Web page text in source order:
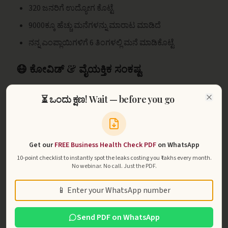
320 ಜನರಿಗೆ ಉದ್ಯೋಗ ಕೊಟ್ಟೆ
9000ಕ್ಕೂ ಹೆಚ್ಚು ಮನೆಗಳನ್ನು ಮಾರಾಟ ಮಾಡಿದೆ
ನನ್ನ ಎಂಪ್ಲಾಯಿಗಳಿಗೆ 6 ತಿಂಗಳಲ್ಲಿ ಮನೆ ಮಾಡಿಕೊಟ್ಟೆ
😷 ಕೋವಿಡ್ & ವೈಯಕ್ತಿಕ ಸಂಕಷ್ಟ
ಪ್ರಾಬ್ಲಮ್ ಆಗುತ್ತದೆ, 14 ಬ್ರಾಂಚ್ ಇದ್ದದ್ದು 8 ಬ್ರಾಂಚ್ ಆಯಿತು, ನನ್ನ
ನನ್ನ ಫ್ರೆಂಡ್ 4 ಬ್ರಾಂಚ್ ಗಳನ್ನೂ ಡಿವೈಡ್ ಮಾಡಿಕೊಂಡವು.
2024 ರಲ್ಲಿ ನನ್ನ ಹೆಂಡತಿ ಆರೋಗ್ಯ ಸಮಸ್ಯೆ ಆಗುತ್ತದೆ, ಯಾವುದು
ಬಿಸಿನೆಸ್ ಲಾಸ್ ಆದ್ರೂ ಡಿಸ್ಟರ್ಬ್ ಆಗುತ್ತಿರಲಿಲ್ಲ, ಆದರೆ ನನ್ನ ಹೆಂಡತಿ
ವಿಷಯದಲ್ಲಿ ತುಂಬಾನೇ ಡಿಸ್ಟರ್ಬ್ ಆದೆ, ಬಿಸಿನೆಸ್ ಕಡೆ ಕೂಡ ಗಮನ
ಕೊಡುವುದಕ್ಕೆ ಆಗುತ್ತಿರಲಿಲ್ಲ, ಮತ್ತೆ ಮನೇಲಿ 4 ಬ್ರಾಂಚ್ ಯಾಕೆ ಬೇಕು
ಒಂದೇ ಬ್ರಾಂಚ್ ಸಾಕು ಅಲ್ವ ಅಂತ ಹೇಳಿ. ಆಗ ನಾನು ಥಿಂಕ್
ಮಾಡುತ್ತೇನೆ, ಇಲ್ಲ ಬಿಸಿನೆಸ್ ಮಾಡಬೇಕು ಇನ್ನು ಸುಮಾರು ಜನರಿಗೆ
ಉದ್ಯೋಗ ಕೊಡಬೇಕು ಅಂತ.
⏳ ಒಂದು ಕ್ಷಣ! Wait — before you go
Get ourFREE Business Health Check PDFon WhatsApp
10-point checklist to instantly spot the leaks costing you ₹ lakhs every month.
No webinar. No call. Just the PDF.
Phone
Send PDF on WhatsApp